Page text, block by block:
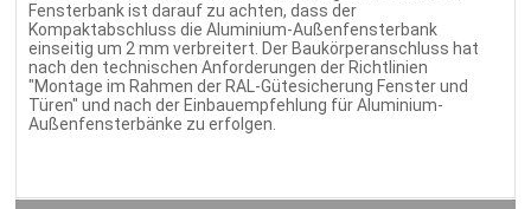
Fensterbank ist darauf zu achten, dass der
Kompaktabschluss die Aluminium-Außenfensterbank
einseitig um 2 mm verbreitert. Der Baukörperanschluss hat
nach den technischen Anforderungen der Richtlinien
"Montage im Rahmen der RAL-Gütesicherung Fenster und
Türen" und nach der Einbauempfehlung für Aluminium-
Außenfensterbänke zu erfolgen.